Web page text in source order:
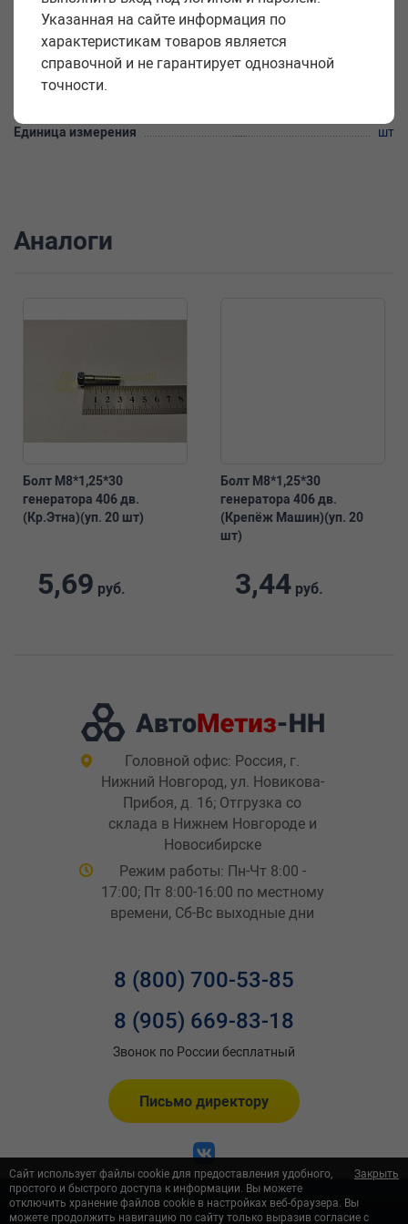
Высота головки k, мм
Материал
Количество в упаковке
Единица измерения
шт
Аналоги
Болт М8*1,25*30
генератора 406 дв.
(Кр.Этна)(уп. 20 шт)
5,69 руб.
Болт М8*1,25*30
генератора 406 дв.
(Крепёж Машин)(уп. 20
шт)
3,44 руб.
Головной офис: Россия, г.
Нижний Новгород, ул. Новикова-
Прибоя, д. 16; Отгрузка со
склада в Нижнем Новгороде и
Новосибирске
Режим работы: Пн-Чт 8:00 -
17:00; Пт 8:00-16:00 по местному
времени, Сб-Вс выходные дни
8 (800) 700-53-85
8 (905) 669-83-18
Звонок по России бесплатный
Письмо директору
© 2026 ООО «Автометиз-НН»
Разработка сайта —
Закрыть
Сайт использует файлы cookie для предоставления удобного,
простого и быстрого доступа к информации. Вы можете
отключить хранение файлов cookie в настройках веб-браузера. Вы
можете продолжить навигацию по сайту только выразив согласие с
Указанная на сайте информация по
характеристикам товаров является
справочной и не гарантирует однозначной
точности.